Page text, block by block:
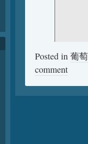
Posted in 葡
comment